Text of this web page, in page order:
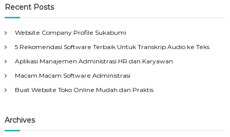
Recent Posts
Website Company Profile Sukabumi
5 Rekomendasi Software Terbaik Untuk Transkrip Audio ke Teks
Aplikasi Manajemen Administrasi HR dan Karyawan
Macam Macam Software Administrasi
Buat Website Toko Online Mudah dan Praktis
Archives